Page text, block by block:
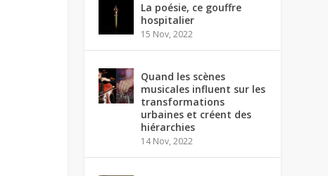
La poésie, ce gouffre
hospitalier
15 Nov, 2022
Quand les scènes
musicales influent sur les
transformations
urbaines et créent des
hiérarchies
14 Nov, 2022